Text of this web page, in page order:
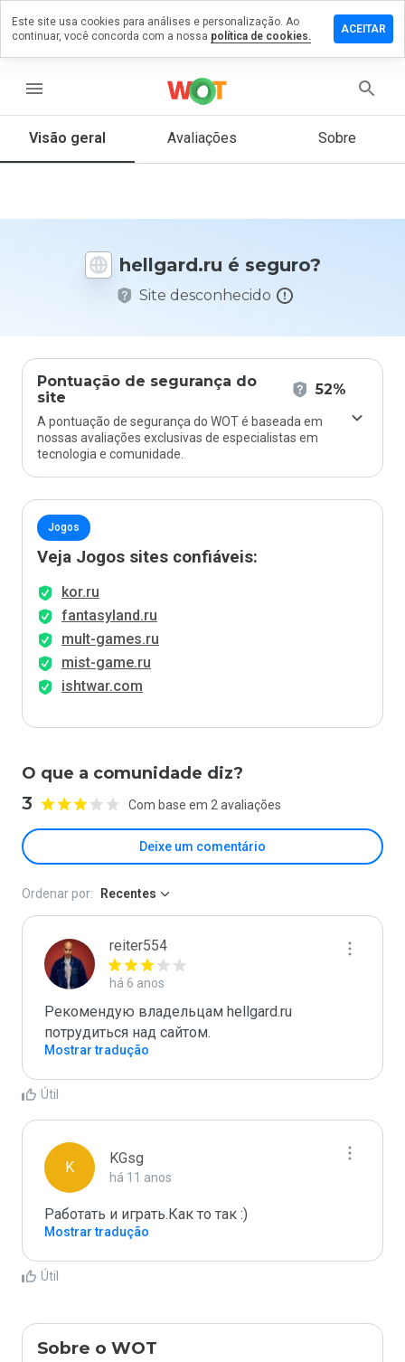
menu
Visão geral Avaliações Sobre
hellgard.ru é seguro?
Site desconhecido
Pontuação de segurança do
site
52%
A pontuação de segurança do WOT é baseada em
nossas avaliações exclusivas de especialistas em
tecnologia e comunidade.
Jogos
Veja Jogos sites confiáveis:
kor.ru
fantasyland.ru
mult-games.ru
mist-game.ru
ishtwar.com
O que a comunidade diz?
3 Com base em 2 avaliações
Deixe um comentário
um
que
Ordenar por: Recentes
reiter554
há 6 anos
Рекомендую владельцам hellgard.ru
потрудиться над сайтом.
Mostrar tradução
Útil
K
KGsg
há 11 anos
Работать и играть.Как то так :)
Mostrar tradução
Útil
Sobre o WOT
Este site usa cookies para análises e personalização. Ao
continuar, você concorda com a nossa política de cookies.
ACEITAR